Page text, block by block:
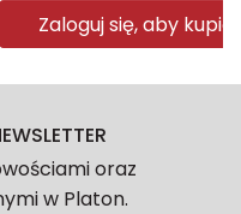
Zaloguj się, aby kupić
oraz
w Platon.